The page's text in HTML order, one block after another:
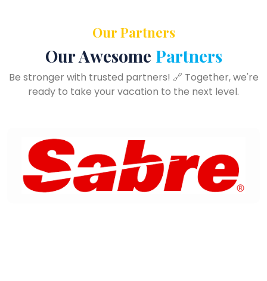
Our Partners
Our Awesome Partners
Be stronger with trusted partners! 🔗 Together, we're
ready to take your vacation to the next level.